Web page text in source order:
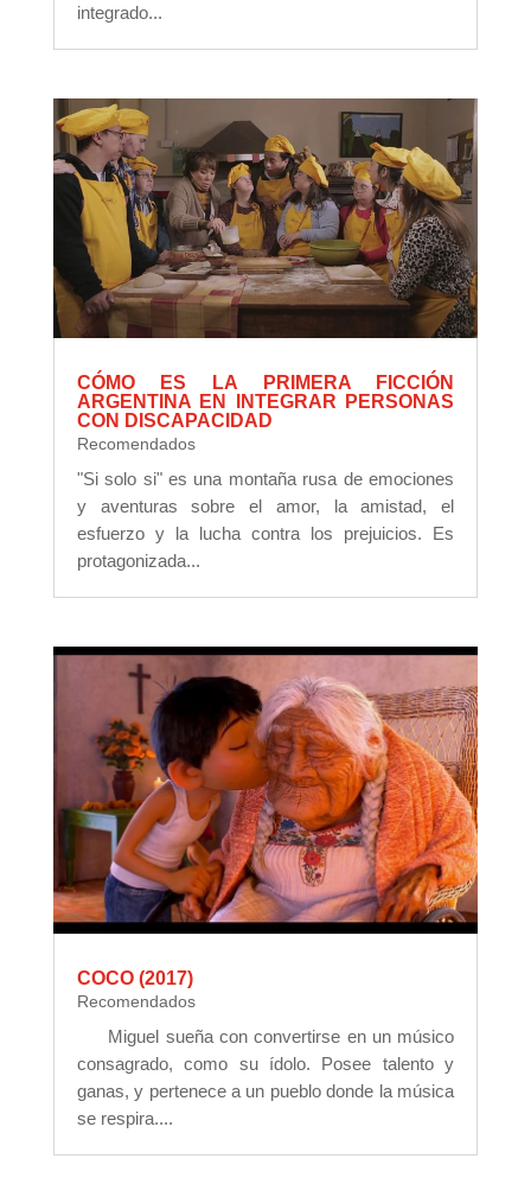
integrado...
CÓMO ES LA PRIMERA FICCIÓN
ARGENTINA EN INTEGRAR PERSONAS
CON DISCAPACIDAD
Recomendados
"Si solo si" es una montaña rusa de emociones
y aventuras sobre el amor, la amistad, el
esfuerzo y la lucha contra los prejuicios. Es
protagonizada...
COCO (2017)
Recomendados
Miguel sueña con convertirse en un músico
consagrado, como su ídolo. Posee talento y
ganas, y pertenece a un pueblo donde la música
se respira....